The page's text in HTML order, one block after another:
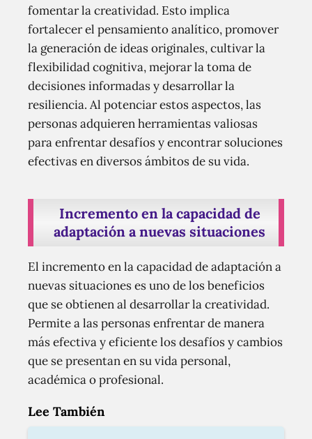
fomentar la creatividad. Esto implica
fortalecer el pensamiento analítico, promover
la generación de ideas originales, cultivar la
flexibilidad cognitiva, mejorar la toma de
decisiones informadas y desarrollar la
resiliencia. Al potenciar estos aspectos, las
personas adquieren herramientas valiosas
para enfrentar desafíos y encontrar soluciones
efectivas en diversos ámbitos de su vida.
Incremento en la capacidad de
adaptación a nuevas situaciones
El incremento en la capacidad de adaptación a
nuevas situaciones es uno de los beneficios
que se obtienen al desarrollar la creatividad.
Permite a las personas enfrentar de manera
más efectiva y eficiente los desafíos y cambios
que se presentan en su vida personal,
académica o profesional.
Lee También